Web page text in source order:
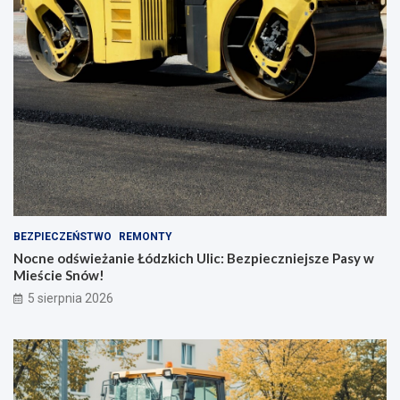
BEZPIECZEŃSTWO REMONTY
Nocne odświeżanie Łódzkich Ulic: Bezpieczniejsze Pasy w
Mieście Snów!
5 sierpnia 2026